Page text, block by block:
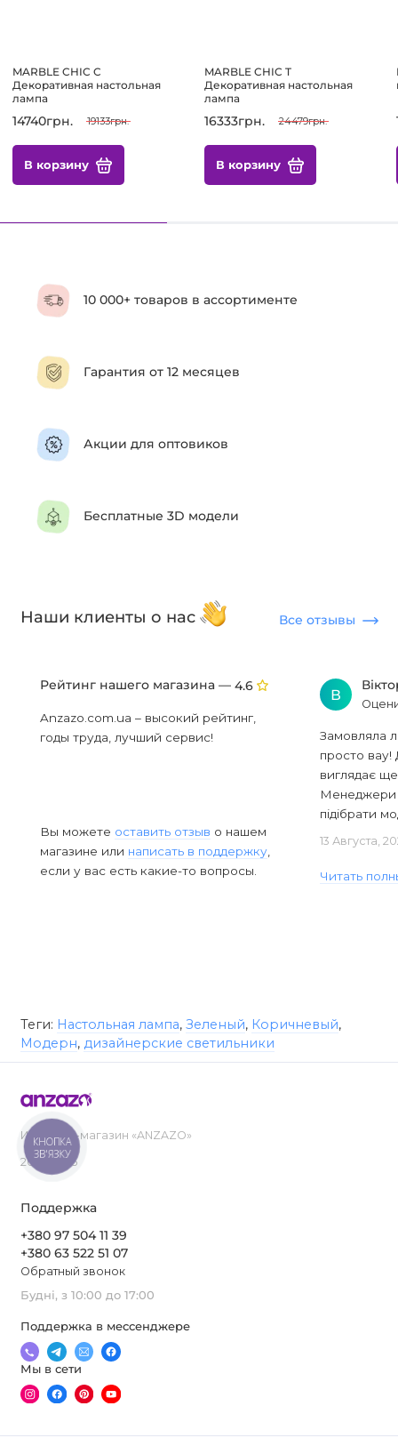
MARBLE CHIC C
Декоративная настольная
лампа
14740грн. 19133грн.
В корзину
MARBLE CHIC T
Декоративная настольная
лампа
16333грн. 24479грн.
В корзину
10 000+ товаров в ассортименте
Гарантия от 12 месяцев
Акции для оптовиков
Бесплатные 3D модели
Наши клиенты о нас Все отзывы
Рейтинг нашего магазина — 4.6
Anzazo.com.ua – высокий рейтинг,
годы труда, лучший сервис!
Вы можете оставить отзыв о нашем
магазине или написать в поддержку,
если у вас есть какие-то вопросы.
В
Замовляла
просто вау!
виглядає
Менеджери
підібрати
13 Августа,
Читать
Теги: Настольная лампа, Зеленый, Коричневый,
Модерн, дизайнерские светильники
Интернет-магазин «ANZAZO»
2019-2026
Поддержка
+380 97 504 11 39
+380 63 522 51 07
Обратный звонок
Будні, з 10:00 до 17:00
Поддержка в мессенджере
Мы в сети
КНОПКА
ЗВ'ЯЗКУ